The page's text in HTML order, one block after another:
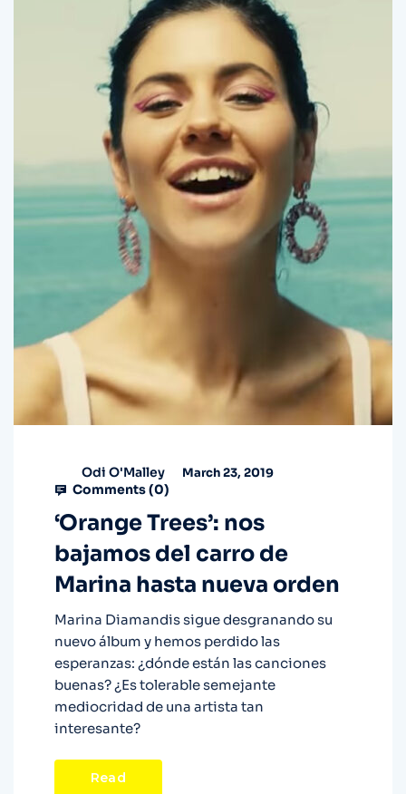
Odi O'Malley March 23, 2019
Comments (0)
‘Orange Trees’: nos
bajamos del carro de
Marina hasta nueva orden
Marina Diamandis sigue desgranando su
nuevo álbum y hemos perdido las
esperanzas: ¿dónde están las canciones
buenas? ¿Es tolerable semejante
mediocridad de una artista tan
interesante?
Read